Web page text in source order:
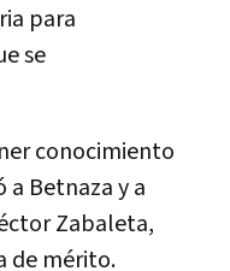
para
se
conocimiento
a Betnazaya
ctorZabaleta,
de mérito.